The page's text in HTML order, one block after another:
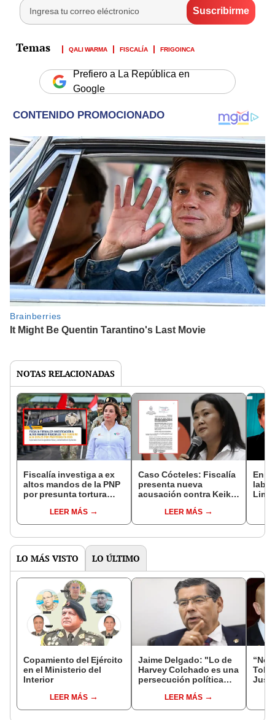
QALI WARMA FISCALÍA FRIGOINCA
Prefiero a La República en
Google
NOTAS RELACIONADAS
Fiscalía investiga a ex
altos mandos de la PNP
por presunta tortura
contra Dina Boluarte
LEER MÁS
Caso Cócteles: Fiscalía
presenta nueva
acusación contra Keiko
de cárcelLEER MÁS
Lima
LO MÁS VISTO LO ÚLTIMO
Copamiento del Ejército
en el Ministerio del
Interior
LEER MÁS
Jaime Delgado: "Lo de
Harvey Colchado es una
persecución política
LEER MÁS
“No